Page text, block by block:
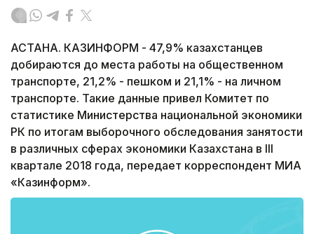
АСТАНА. КАЗИНФОРМ - 47,9% казахстанцев
добираются до места работы на общественном
транспорте, 21,2% - пешком и 21,1% - на личном
транспорте. Такие данные привел Комитет по
статистике Министерства национальной экономики
РК по итогам выборочного обследования занятости
в различных сферах экономики Казахстана в III
квартале 2018 года, передает корреспондент МИА
«Казинформ».